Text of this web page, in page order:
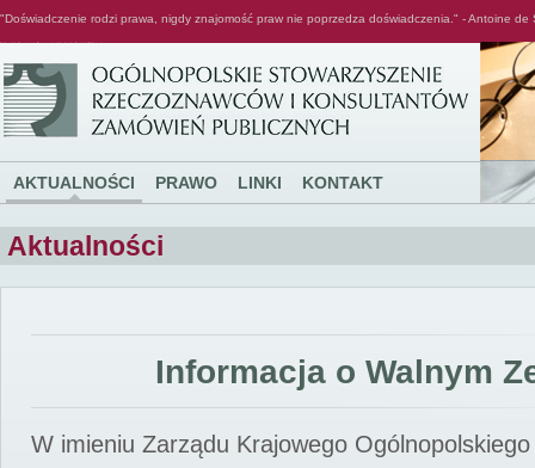
"Doświadczenie rodzi prawa, nigdy znajomość praw nie poprzedza doświadczenia." - Antoine de
AKTUALNOŚCI PRAWO LINKI KONTAKT
Aktualności
Informacja o Walnym
W imieniu Zarządu Krajowego